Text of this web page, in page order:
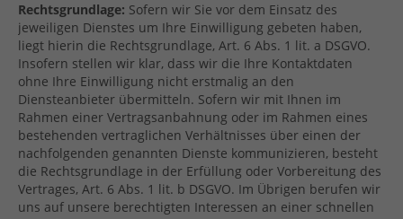
Rechtsgrundlage: Sofern wir Sie vor dem Einsatz des
jeweiligen Dienstes um Ihre Einwilligung gebeten haben,
liegt hierin die Rechtsgrundlage, Art. 6 Abs. 1 lit. a DSGVO.
Insofern stellen wir klar, dass wir die Ihre Kontaktdaten
ohne Ihre Einwilligung nicht erstmalig an den
Diensteanbieter übermitteln. Sofern wir mit Ihnen im
Rahmen einer Vertragsanbahnung oder im Rahmen eines
bestehenden vertraglichen Verhältnisses über einen der
nachfolgenden genannten Dienste kommunizieren, besteht
die Rechtsgrundlage in der Erfüllung oder Vorbereitung des
Vertrages, Art. 6 Abs. 1 lit. b DSGVO. Im Übrigen berufen wir
uns auf unsere berechtigten Interessen an einer schnellen